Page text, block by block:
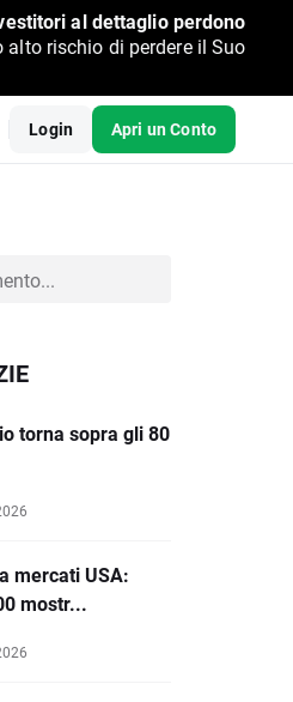
al dettaglio perdono
alto rischio di perdere il Suo
Login Apri un Conto
torna sopra gli 80
mercati USA:
mostr...